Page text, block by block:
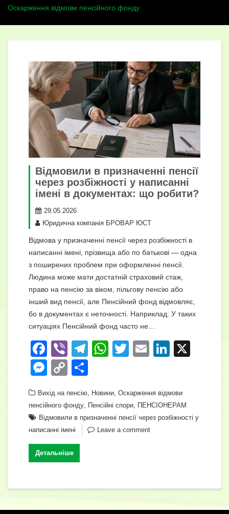
Оскарження відмови пенсійного фонду
Відмовили в призначенні пенсії
через розбіжності у написанні
імені в документах: що робити?
29.05.2026
Юридична компанія БРОВАР ЮСТ
Відмова у призначенні пенсії через розбіжності в
написанні імені, прізвища або по батькові — одна
з поширених проблем при оформленні пенсії.
Людина може мати достатній страховий стаж,
право на пенсію за віком, пільгову пенсію або
інший вид пенсії, але Пенсійний фонд відмовляє,
бо в документах є неточності. Наприклад: У таких
ситуаціях Пенсійний фонд часто не…
F
a
c
e
b
o
o
k
Vi
b
er
T
gr
a
m
W
s
A
p
T
er
E
Li
e
dI
M
ss
e
n
g
er
C
p
y
Li
n
k
ді
л
и
Вихід на пенсію Новини Оскарження відмови
пенсійного фонду
Пенсійні спори
ПЕНСІОНЕРАМ
Відмовили в призначенні пенсії через розбіжності у
написанні імені
Leave a comment
Детальніше